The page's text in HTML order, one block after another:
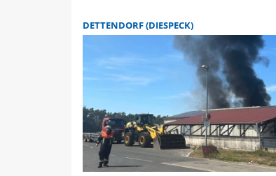
DETTENDORF (DIESPECK)